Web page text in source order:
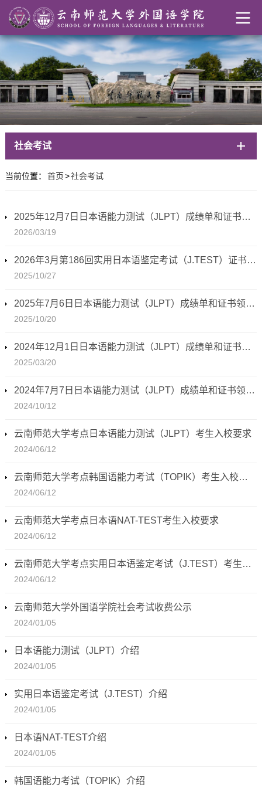
社会考试
当前位置： 首页>社会考试
2025年12月7日日本语能力测试（JLPT）成绩单和证书领取通知
2026/03/19
2026年3月第186回实用日本语鉴定考试（J.TEST）证书领取通知
2025/10/27
2025年7月6日日本语能力测试（JLPT）成绩单和证书领取通知
2025/10/20
2024年12月1日日本语能力测试（JLPT）成绩单和证书领取通知
2025/03/20
2024年7月7日日本语能力测试（JLPT）成绩单和证书领取通知
2024/10/12
云南师范大学考点日本语能力测试（JLPT）考生入校要求
2024/06/12
云南师范大学考点韩国语能力考试（TOPIK）考生入校要求
2024/06/12
云南师范大学考点日本语NAT-TEST考生入校要求
2024/06/12
云南师范大学考点实用日本语鉴定考试（J.TEST）考生入校要求
2024/06/12
云南师范大学外国语学院社会考试收费公示
2024/01/05
日本语能力测试（JLPT）介绍
2024/01/05
实用日本语鉴定考试（J.TEST）介绍
2024/01/05
日本语NAT-TEST介绍
2024/01/05
韩国语能力考试（TOPIK）介绍